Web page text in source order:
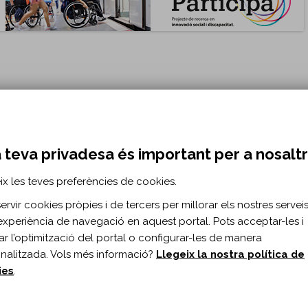
per la defensa, protecció i garantia dels drets humans a la ciutat,
i de Supressió de Barreres - Generalitat
funcions relatives a la promoció de l’accessibilitat i la
teva privadesa és important per a
les teves preferències de cookies.
cookies pròpies i de tercers per millorar els nostres
de navegació en aquest portal. Pots acceptar-les i
l’optimització del portal o configurar-les de manera
Vols més informació? Llegeix la nostra política de